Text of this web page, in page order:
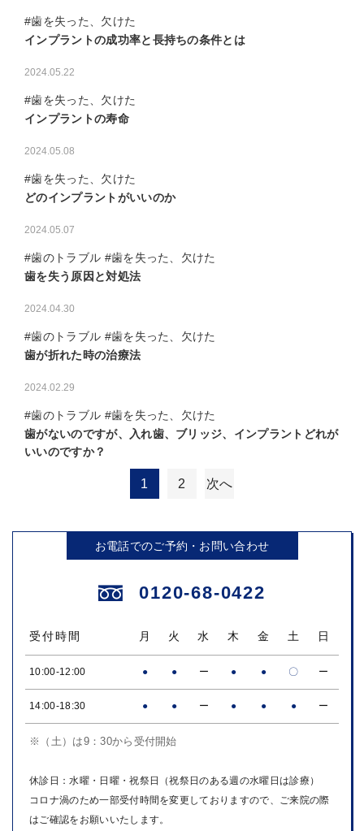
#歯を失った、欠けた
インプラントの成功率と長持ちの条件とは
2024.05.22
#歯を失った、欠けた
インプラントの寿命
2024.05.08
#歯を失った、欠けた
どのインプラントがいいのか
2024.05.07
#歯のトラブル #歯を失った、欠けた
歯を失う原因と対処法
2024.04.30
#歯のトラブル #歯を失った、欠けた
歯が折れた時の治療法
2024.02.29
#歯のトラブル #歯を失った、欠けた
歯がないのですが、入れ歯、ブリッジ、インプラントどれが
いいのですか？
投
稿
の
ペ
ジ
送
り
1 2 次へ
お電話でのご予約・お問い合わせ
0120-68-0422
受付時間 月 火 水 木 金 土 日
10:00-12:00 ● ● ー ● ● 〇 ー
14:00-18:30 ● ● ー ● ● ● ー
※（土）は9：30から受付開始
休診日：水曜・日曜・祝祭日（祝祭日のある週の水曜日は診療）
コロナ渦のため一部受付時間を変更しておりますので、ご来院の際
はご確認をお願いいたします。